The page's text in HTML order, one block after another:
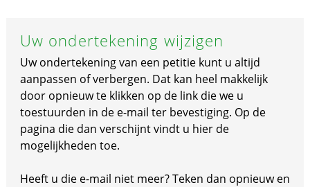
Uw ondertekening wijzigen
Uw ondertekening van een petitie kunt u altijd
aanpassen of verbergen. Dat kan heel makkelijk
door opnieuw te klikken op de link die we u
toestuurden in de e-mail ter bevestiging. Op de
pagina die dan verschijnt vindt u hier de
mogelijkheden toe.
Heeft u die e-mail niet meer? Teken dan opnieuw en